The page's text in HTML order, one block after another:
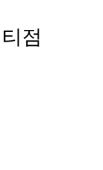
점